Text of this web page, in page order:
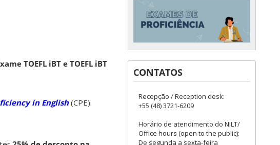
TOEFL iBT e TOEFL iBT
in English (CPE).
CONTATOS
Recepção / Reception desk:
+55 (48) 3721-6209
Horário de atendimento do NILT/
Office hours (open to the public):
De segunda a sexta-feira